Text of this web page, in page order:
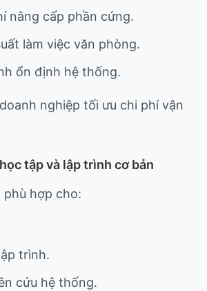
nâng cấp phần cứng.
làm việc văn phòng.
ổn định hệ thống.
nghiệp tối ưu chi phí vận
tập và lập trình cơ bản
phù hợp cho:
trình.
cứu hệ thống.